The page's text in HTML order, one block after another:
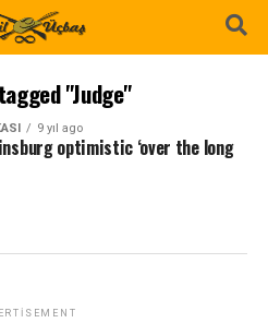
"Judge"
9 yıl ago
optimistic ‘over the long